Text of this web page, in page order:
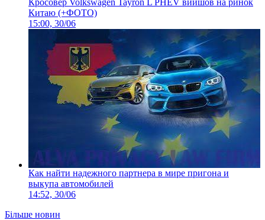
Кросовер Volkswagen Tayron L PHEV вийшов на ринок
Китаю (+ФОТО)
15:00, 30/06
Как найти надежного партнера в мире пригона и
выкупа автомобилей
14:52, 30/06
Більше новин